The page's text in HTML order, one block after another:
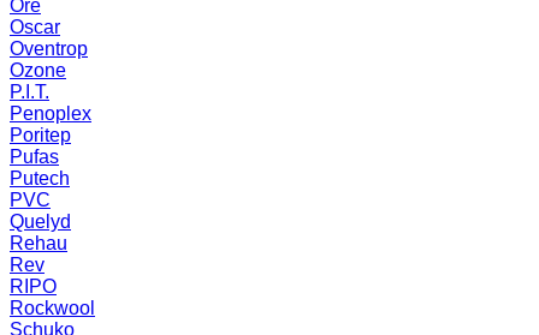
Ore
Oscar
Oventrop
Ozone
P.I.T.
Penoplex
Poritep
Pufas
Putech
PVC
Quelyd
Rehau
Rev
RIPO
Rockwool
Schuko